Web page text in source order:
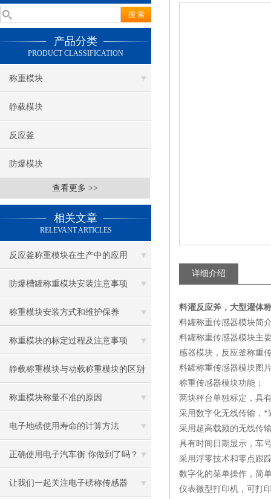
产品分类
PRODUCT CLASSIFICATION
称重模块
静载模块
反应釜
防爆模块
查看更多 >>
相关文章
RELEVANT ARTICLES
反应釜称重模块在生产中的应用
防爆槽罐称重模块安装注意事项
称重模块安装方式和维护保养
称重模块的标定过程及注意事项
静载称重模块与动载称重模块的区别
称重模块称量不准的原因
电子地磅使用寿命的计算方法
正确使用电子汽车衡 你做到了吗？
让我们一起关注电子磅称传感器
详细介绍
料灌反应斧，大型灌体
料罐称重传感器模块简
料罐称重传感器模块主
感器模块，反应釜称重
料罐称重传感器模块图
称重传感器模块功能：
两块秤台单独标定，具
采用数字化无线传输，*
采用超高载频的无线传
具有时间日期显示，车
采用浮零技术和零点跟
数字化的菜单操作，简
仪表微型打印机，可打